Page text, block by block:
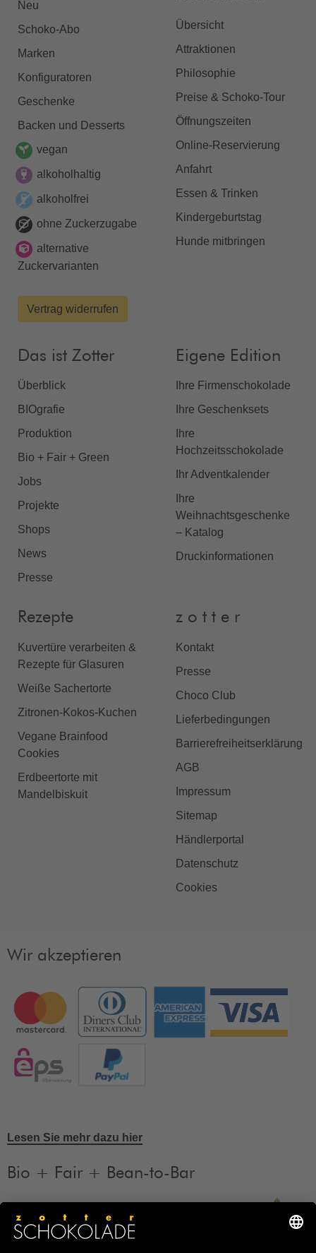
Neu
Schoko-Abo
Marken
Konfiguratoren
Geschenke
Backen und Desserts
vegan
alkoholhaltig
alkoholfrei
ohne Zuckerzugabe
alternative
Zuckervarianten
Vertrag widerrufen
Übersicht
Attraktionen
Philosophie
Preise & Schoko-Tour
Öffnungszeiten
Online-Reservierung
Anfahrt
Essen & Trinken
Kindergeburtstag
Hunde mitbringen
Das ist Zotter
Überblick
BIOgrafie
Produktion
Bio + Fair + Green
Jobs
Projekte
Shops
News
Presse
Eigene Edition
Ihre Firmenschokolade
Ihre Geschenksets
Ihre
Hochzeitsschokolade
Ihr Adventkalender
Ihre
Weihnachtsgeschenke
– Katalog
Druckinformationen
Rezepte
Kuvertüre verarbeiten &
Rezepte für Glasuren
Weiße Sachertorte
Zitronen-Kokos-Kuchen
Vegane Brainfood
Cookies
Erdbeertorte mit
Mandelbiskuit
z o t t e r
Kontakt
Presse
Choco Club
Lieferbedingungen
Barrierefreiheitserklärung
AGB
Impressum
Sitemap
Händlerportal
Datenschutz
Cookies
Wir akzeptieren
Lesen Sie mehr dazu hier
Bio + Fair + Bean-to-Bar